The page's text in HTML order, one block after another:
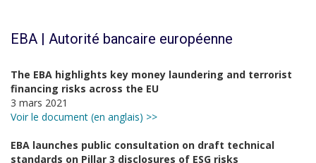
EBA | Autorité bancaire européenne
The EBA highlights key money laundering and terrorist
financing risks across the EU
3 mars 2021
Voir le document (en anglais) >>
EBA launches public consultation on draft technical
standards on Pillar 3 disclosures of ESG risks